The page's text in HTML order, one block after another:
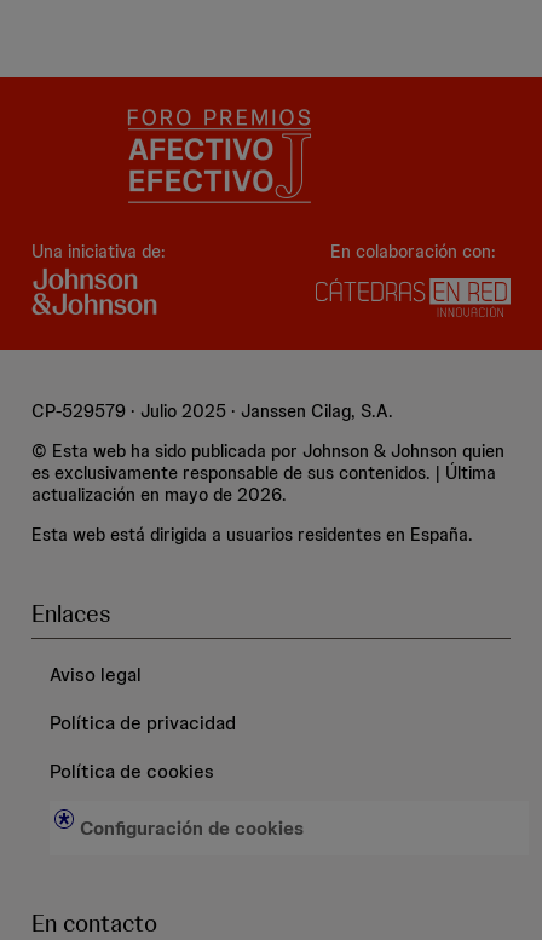
Una iniciativa de: En colaboración con:
CP-529579 · Julio 2025 · Janssen Cilag, S.A.
© Esta web ha sido publicada por Johnson & Johnson quien
es exclusivamente responsable de sus contenidos. | Última
actualización en mayo de 2026.
Esta web está dirigida a usuarios residentes en España.
Enlaces
Aviso legal
Política de privacidad
Política de cookies
Configuración de cookies
En contacto